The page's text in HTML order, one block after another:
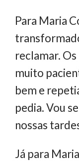
Para Maria
reclamar.
muito
bem e
pedia. Vou
nossas
Já para